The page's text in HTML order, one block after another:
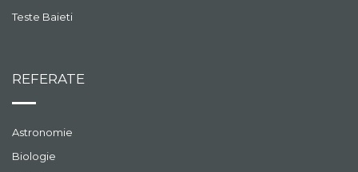
Teste Baieti
REFERATE
Astronomie
Biologie